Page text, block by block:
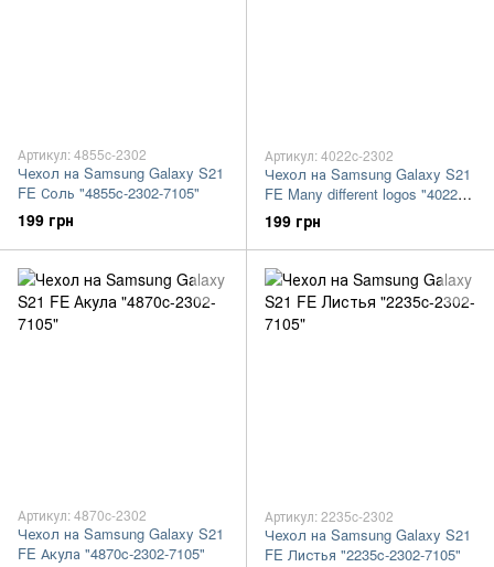
Артикул: 4855c-2302
Чехол на Samsung Galaxy S21
FE Соль "4855c-2302-7105"
199 грн
Артикул: 4022c-2302
Чехол на Samsung Galaxy S21
FE Many different logos "4022c-
2302-7105"
199 грн
Артикул: 4870c-2302
Чехол на Samsung Galaxy S21
FE Акула "4870c-2302-7105"
Артикул: 2235c-2302
Чехол на Samsung Galaxy S21
FE Листья "2235c-2302-7105"